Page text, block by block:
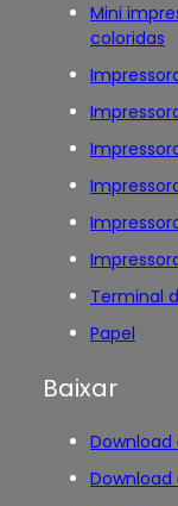
Mini
coloridas
Terminal
Papel
Baixar
Download